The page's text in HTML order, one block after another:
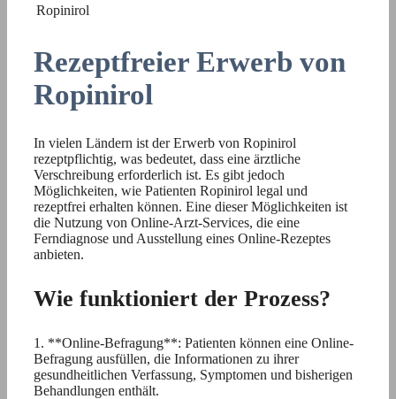
Ropinirol
Rezeptfreier Erwerb von
Ropinirol
In vielen Ländern ist der Erwerb von Ropinirol
rezeptpflichtig, was bedeutet, dass eine ärztliche
Verschreibung erforderlich ist. Es gibt jedoch
Möglichkeiten, wie Patienten Ropinirol legal und
rezeptfrei erhalten können. Eine dieser Möglichkeiten ist
die Nutzung von Online-Arzt-Services, die eine
Ferndiagnose und Ausstellung eines Online-Rezeptes
anbieten.
Wie funktioniert der Prozess?
1. **Online-Befragung**: Patienten können eine Online-
Befragung ausfüllen, die Informationen zu ihrer
gesundheitlichen Verfassung, Symptomen und bisherigen
Behandlungen enthält.